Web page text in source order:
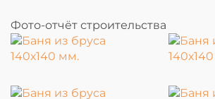
Фото-отчёт строительства